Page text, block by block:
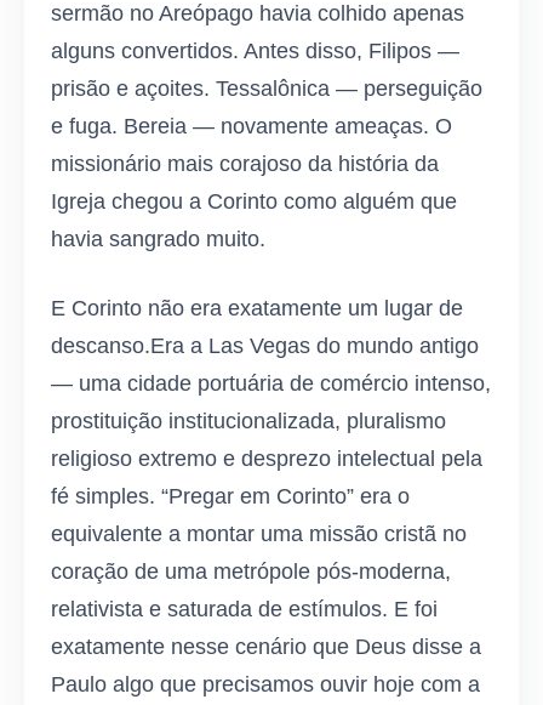
sermão no Areópago havia colhido apenas
alguns convertidos. Antes disso, Filipos —
prisão e açoites. Tessalônica — perseguição
e fuga. Bereia — novamente ameaças. O
missionário mais corajoso da história da
Igreja chegou a Corinto como alguém que
havia sangrado muito.
E Corinto não era exatamente um lugar de
descanso.Era a Las Vegas do mundo antigo
— uma cidade portuária de comércio intenso,
prostituição institucionalizada, pluralismo
religioso extremo e desprezo intelectual pela
fé simples. “Pregar em Corinto” era o
equivalente a montar uma missão cristã no
coração de uma metrópole pós-moderna,
relativista e saturada de estímulos. E foi
exatamente nesse cenário que Deus disse a
Paulo algo que precisamos ouvir hoje com a